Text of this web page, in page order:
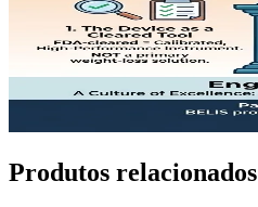
Produtos relacionados